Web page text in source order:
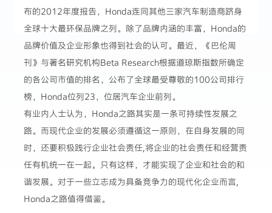
布的2012年度报告，Honda连同其他三家汽车制造商跻身
全球十大最环保品牌之列。除了品牌内涵的丰富，Honda的
品牌价值及企业形象也得到社会的认可。最近，《巴伦周
刊》与著名研究机构Beta Research根据道琼斯指数所确定
的各公司市值的排名，公布了全球最受尊敬的100公司排行
榜，Honda位列23，位居汽车企业前列。
有业内人士认为，Honda之路其实是一条可持续性发展之
路。而现代企业的发展必须遵循这一原则，在自身发展的同
时，还要积极践行企业社会责任,将企业的社会责任和经营责
任有机统一在一起。只有这样，才能实现了企业和社会的和
谐发展。对于一些立志成为具备竞争力的现代化企业而言,
Honda之路值得借鉴。